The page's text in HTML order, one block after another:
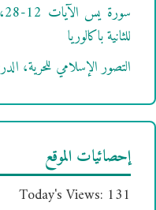
للثانية باكالوريا
التصور الإسلامي للحرية،
إحصائيات الموقع
Today's Views: 131